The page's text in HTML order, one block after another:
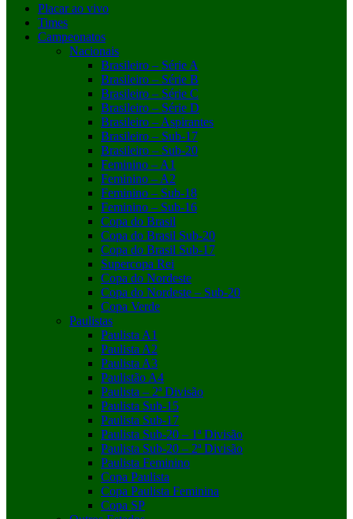
Placar ao vivo
Times
Campeonatos
Nacionais
Brasileiro – Série A
Brasileiro – Série B
Brasileiro – Série C
Brasileiro – Série D
Brasileiro – Aspirantes
Brasileiro – Sub-17
Brasileiro – Sub-20
Feminino – A1
Feminino – A2
Feminino – Sub-18
Feminino – Sub-16
Copa do Brasil
Copa do Brasil Sub-20
Copa do Brasil Sub-17
Supercopa Rei
Copa do Nordeste
Copa do Nordeste – Sub-20
Copa Verde
Paulistas
Paulista A1
Paulista A2
Paulista A3
Paulistão A4
Paulista – 2ª Divisão
Paulista Sub-15
Paulista Sub-17
Paulista Sub-20 – 1ª Divisão
Paulista Sub-20 – 2ª Divisão
Paulista Feminino
Copa Paulista
Copa Paulista Feminina
Copa SP